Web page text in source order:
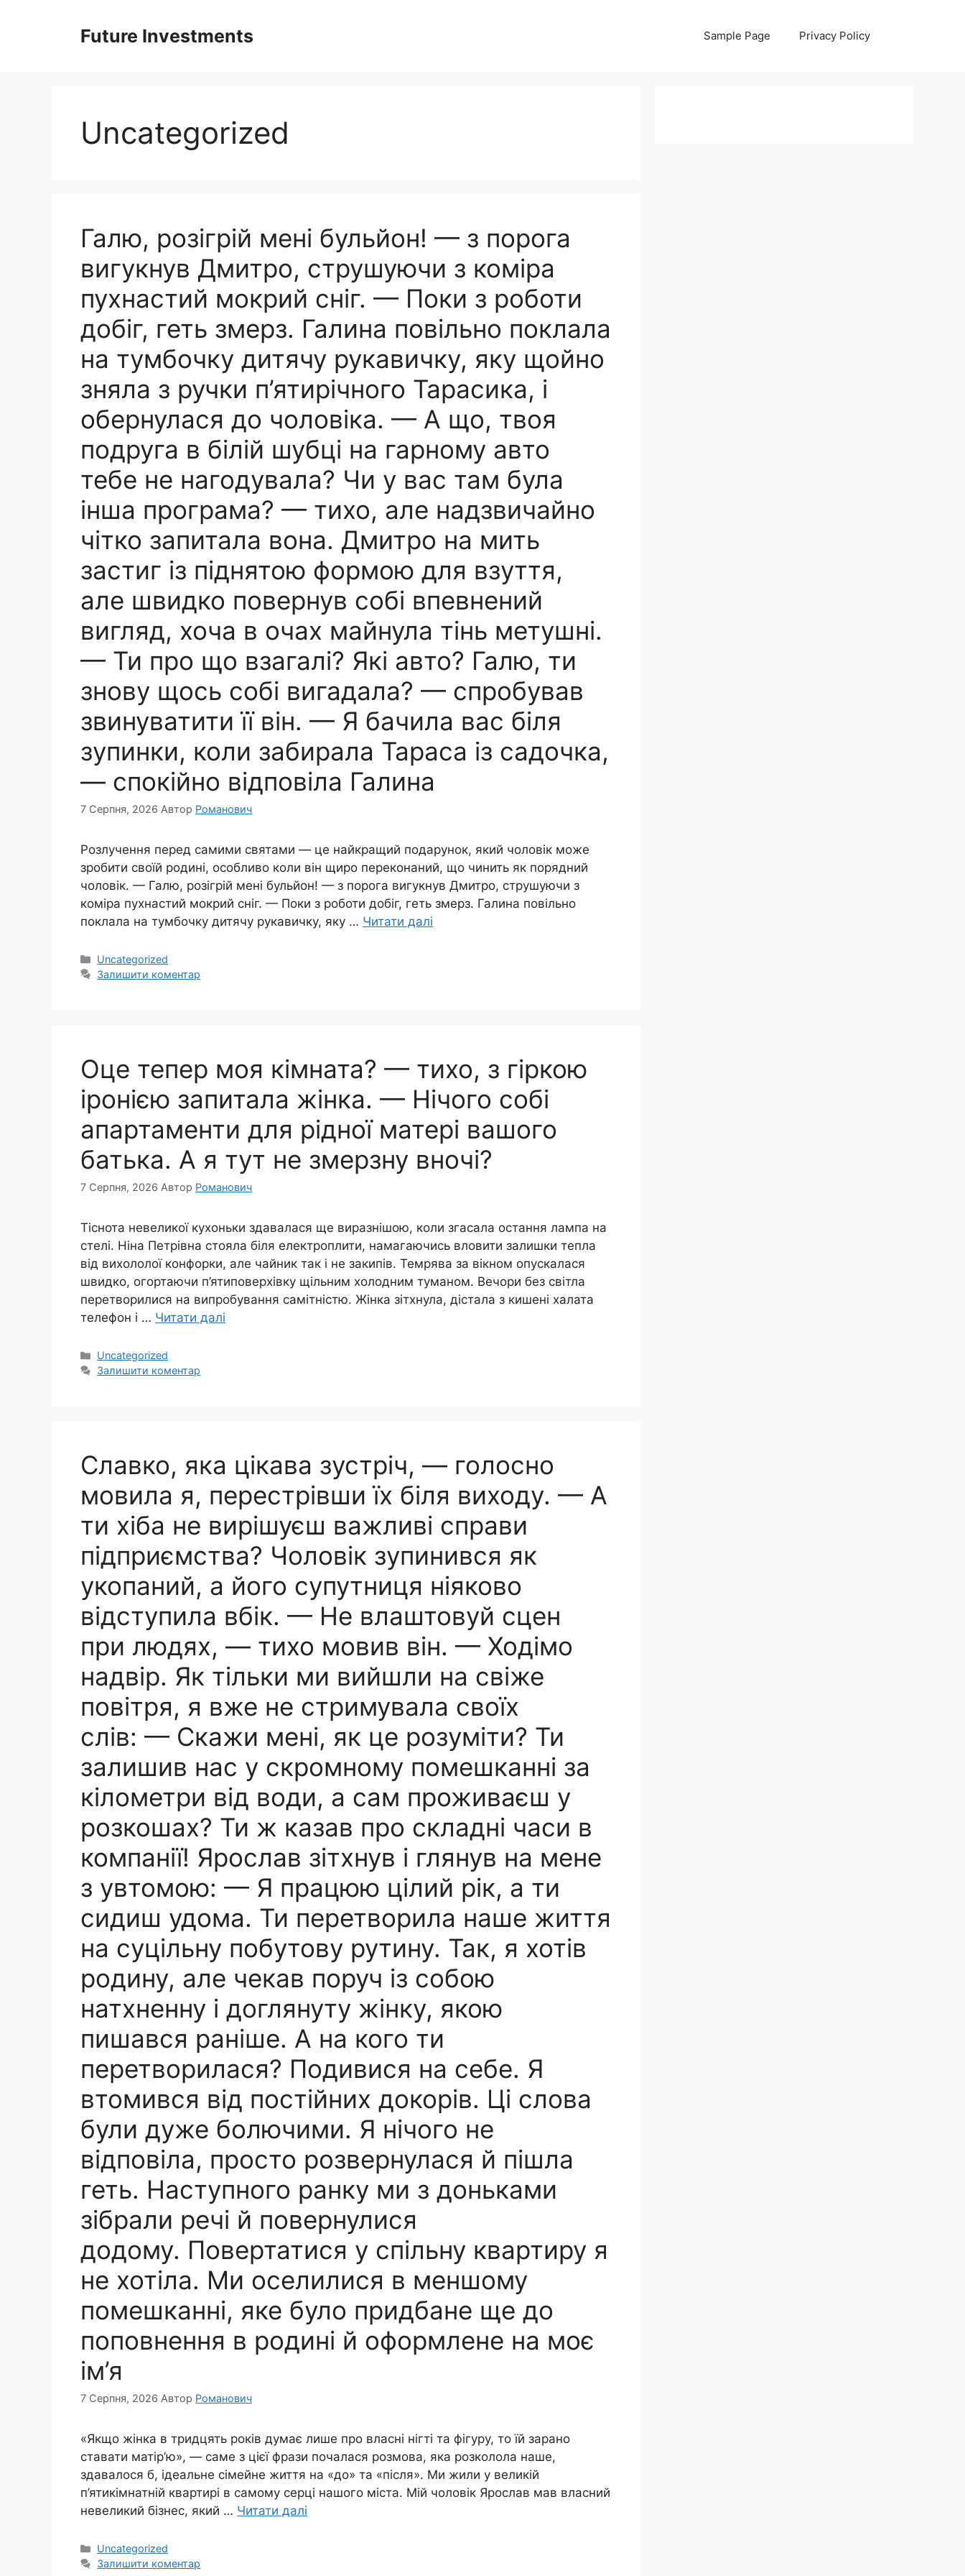
Future Investments Sample Page Privacy Policy
Uncategorized
Галю, розігрій мені бульйон! — з порога
вигукнув Дмитро, струшуючи з коміра
пухнастий мокрий сніг. — Поки з роботи
добіг, геть змерз. Галина повільно поклала
на тумбочку дитячу рукавичку, яку щойно
зняла з ручки п’ятирічного Тарасика, і
обернулася до чоловіка. — А що, твоя
подруга в білій шубці на гарному авто
тебе не нагодувала? Чи у вас там була
інша програма? — тихо, але надзвичайно
чітко запитала вона. Дмитро на мить
застиг із піднятою формою для взуття,
але швидко повернув собі впевнений
вигляд, хоча в очах майнула тінь метушні.
— Ти про що взагалі? Які авто? Галю, ти
знову щось собі вигадала? — спробував
звинуватити її він. — Я бачила вас біля
зупинки, коли забирала Тараса із садочка,
— спокійно відповіла Галина
7 Серпня, 2026 Автор Романович
Розлучення перед самими святами — це найкращий подарунок, який чоловік може
зробити своїй родині, особливо коли він щиро переконаний, що чинить як порядний
чоловік. — Галю, розігрій мені бульйон! — з порога вигукнув Дмитро, струшуючи з
коміра пухнастий мокрий сніг. — Поки з роботи добіг, геть змерз. Галина повільно
поклала на тумбочку дитячу рукавичку, яку … Читати далі
Категорії
Uncategorized
Залишити коментар
Оце тепер моя кімната? — тихо, з гіркою
іронією запитала жінка. — Нічого собі
апартаменти для рідної матері вашого
батька. А я тут не змерзну вночі?
7 Серпня, 2026 Автор Романович
Тіснота невеликої кухоньки здавалася ще виразнішою, коли згасала остання лампа на
стелі. Ніна Петрівна стояла біля електроплити, намагаючись вловити залишки тепла
від вихололої конфорки, але чайник так і не закипів. Темрява за вікном опускалася
швидко, огортаючи п’ятиповерхівку щільним холодним туманом. Вечори без світла
перетворилися на випробування самітністю. Жінка зітхнула, дістала з кишені халата
телефон і … Читати далі
Категорії
Uncategorized
Залишити коментар
Славко, яка цікава зустріч, — голосно
мовила я, перестрівши їх біля виходу. — А
ти хіба не вирішуєш важливі справи
підприємства? Чоловік зупинився як
укопаний, а його супутниця ніяково
відступила вбік. — Не влаштовуй сцен
при людях, — тихо мовив він. — Ходімо
надвір. Як тільки ми вийшли на свіже
повітря, я вже не стримувала своїх
слів: — Скажи мені, як це розуміти? Ти
залишив нас у скромному помешканні за
кілометри від води, а сам проживаєш у
розкошах? Ти ж казав про складні часи в
компанії! Ярослав зітхнув і глянув на мене
з увтомою: — Я працюю цілий рік, а ти
сидиш удома. Ти перетворила наше життя
на суцільну побутову рутину. Так, я хотів
родину, але чекав поруч із собою
натхненну і доглянуту жінку, якою
пишався раніше. А на кого ти
перетворилася? Подивися на себе. Я
втомився від постійних докорів. Ці слова
були дуже болючими. Я нічого не
відповіла, просто розвернулася й пішла
геть. Наступного ранку ми з доньками
зібрали речі й повернулися
додому. Повертатися у спільну квартиру я
не хотіла. Ми оселилися в меншому
помешканні, яке було придбане ще до
поповнення в родині й оформлене на моє
ім’я
7 Серпня, 2026 Автор Романович
«Якщо жінка в тридцять років думає лише про власні нігті та фігуру, то їй зарано
ставати матір’ю», — саме з цієї фрази почалася розмова, яка розколола наше,
здавалося б, ідеальне сімейне життя на «до» та «після». Ми жили у великій
п’ятикімнатній квартирі в самому серці нашого міста. Мій чоловік Ярослав мав власний
невеликий бізнес, який … Читати далі
Категорії
Uncategorized
Залишити коментар